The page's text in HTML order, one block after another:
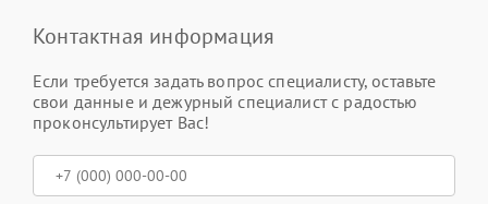
Контактная информация
Если требуется задать вопрос специалисту, оставьте
свои данные и дежурный специалист с радостью
проконсультирует Вас!